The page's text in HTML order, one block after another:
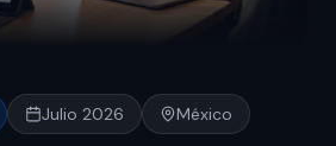
Julio 2026 México